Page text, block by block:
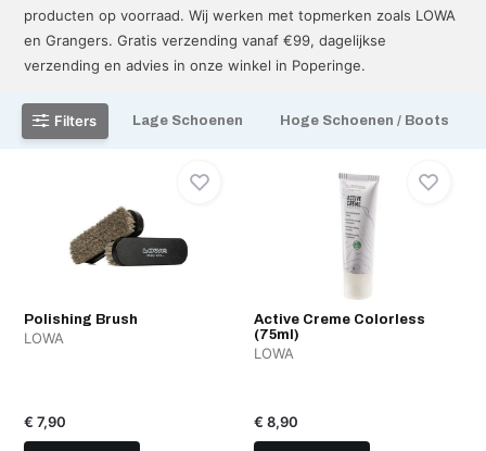
producten op voorraad. Wij werken met topmerken zoals LOWA
en Grangers. Gratis verzending vanaf €99, dagelijkse
verzending en advies in onze winkel in Poperinge.
Filters Lage Schoenen Hoge Schoenen / Boots
Polishing Brush
LOWA
€ 7,90
Active Creme Colorless
(75ml)
LOWA
€ 8,90